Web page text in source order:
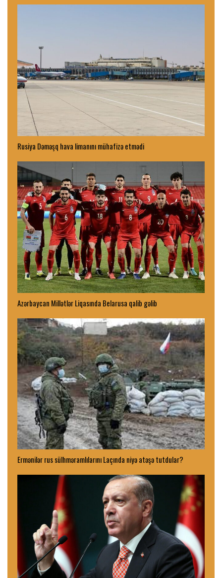
Rusiya Dəməşq hava limanını mühafizə etmədi
Azərbaycan Millətlər Liqasında Belarusa qalib gəlib
Ermənilər rus sülhməramlılarını Laçında niyə atəşə tutdular?